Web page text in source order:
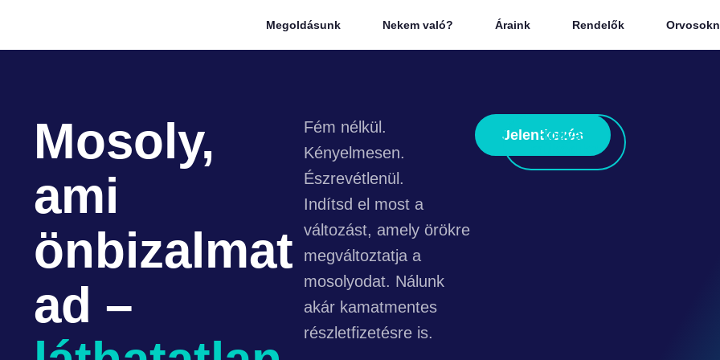
Megoldásunk Nekem való? Áraink Rendelők
Mosoly,
ami
önbizalmat
ad –
Fém nélkül.
Kényelmesen.
Észrevétlenül.
Indítsd el most a
változást, amely örökre
megváltoztatja a
mosolyodat. Nálunk
akár kamatmentes
részletfizetésre is.
Jelentkezés
Hogyan